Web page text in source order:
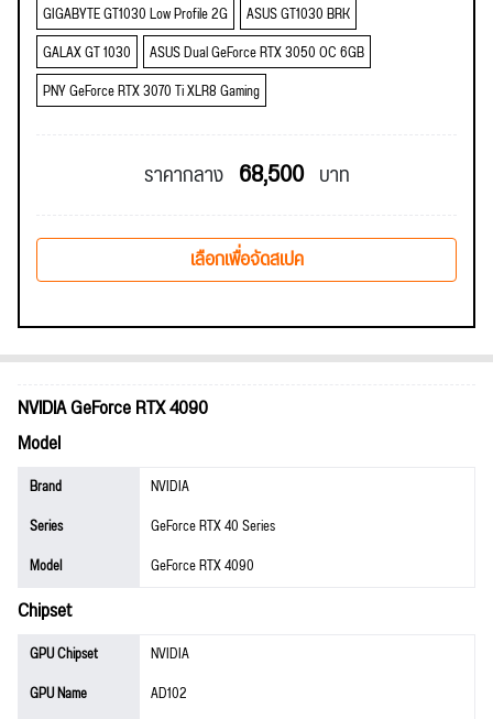
GIGABYTE GT1030 Low Profile 2G
ASUS GT1030 BRK
GALAX GT 1030
ASUS Dual GeForce RTX 3050 OC 6GB
PNY GeForce RTX 3070 Ti XLR8 Gaming
ราคากลาง 68,500 บาท
เลือกเพื่อจัดสเปค
NVIDIA GeForce RTX 4090
Model
Brand
NVIDIA
Series
GeForce RTX 40 Series
Model
GeForce RTX 4090
Chipset
GPU Chipset
NVIDIA
GPU Name
AD102